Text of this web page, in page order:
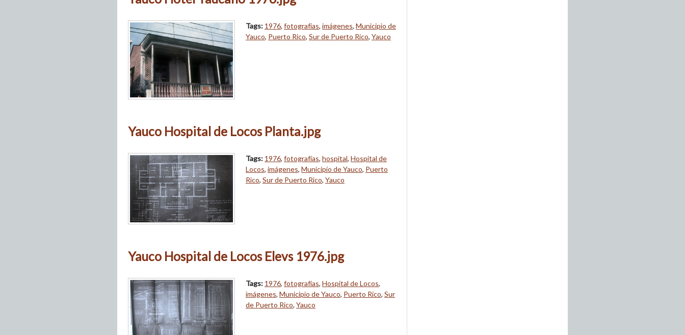
Tags: 1976, fotografías, imágenes, Municipio de
Yauco, Puerto Rico, Sur de Puerto Rico, Yauco
Yauco Hospital de Locos Planta.jpg
Tags: 1976, fotografías, hospital, Hospital de
Locos, imágenes, Municipio de Yauco, Puerto
Rico, Sur de Puerto Rico, Yauco
Yauco Hospital de Locos Elevs 1976.jpg
Tags: 1976, fotografías, Hospital de Locos,
imágenes, Municipio de Yauco, Puerto Rico, Sur
de Puerto Rico, Yauco